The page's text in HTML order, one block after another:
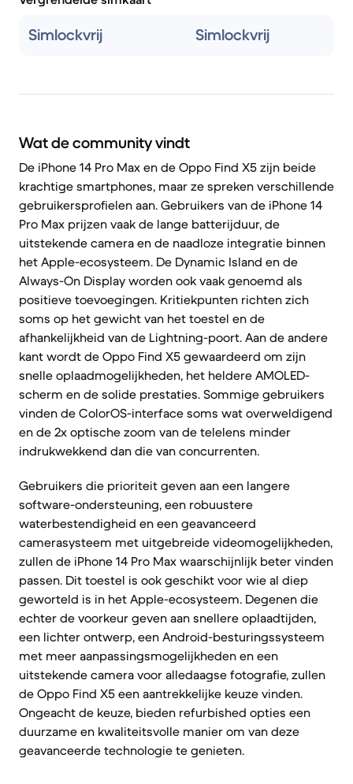
Simlockvrij Simlockvrij
Wat de community vindt
De iPhone 14 Pro Max en de Oppo Find X5 zijn beide
krachtige smartphones, maar ze spreken verschillende
gebruikersprofielen aan. Gebruikers van de iPhone 14
Pro Max prijzen vaak de lange batterijduur, de
uitstekende camera en de naadloze integratie binnen
het Apple-ecosysteem. De Dynamic Island en de
Always-On Display worden ook vaak genoemd als
positieve toevoegingen. Kritiekpunten richten zich
soms op het gewicht van het toestel en de
afhankelijkheid van de Lightning-poort. Aan de andere
kant wordt de Oppo Find X5 gewaardeerd om zijn
snelle oplaadmogelijkheden, het heldere AMOLED-
scherm en de solide prestaties. Sommige gebruikers
vinden de ColorOS-interface soms wat overweldigend
en de 2x optische zoom van de telelens minder
indrukwekkend dan die van concurrenten.
Gebruikers die prioriteit geven aan een langere
software-ondersteuning, een robuustere
waterbestendigheid en een geavanceerd
camerasysteem met uitgebreide videomogelijkheden,
zullen de iPhone 14 Pro Max waarschijnlijk beter vinden
passen. Dit toestel is ook geschikt voor wie al diep
geworteld is in het Apple-ecosysteem. Degenen die
echter de voorkeur geven aan snellere oplaadtijden,
een lichter ontwerp, een Android-besturingssysteem
met meer aanpassingsmogelijkheden en een
uitstekende camera voor alledaagse fotografie, zullen
de Oppo Find X5 een aantrekkelijke keuze vinden.
Ongeacht de keuze, bieden refurbished opties een
duurzame en kwaliteitsvolle manier om van deze
geavanceerde technologie te genieten.